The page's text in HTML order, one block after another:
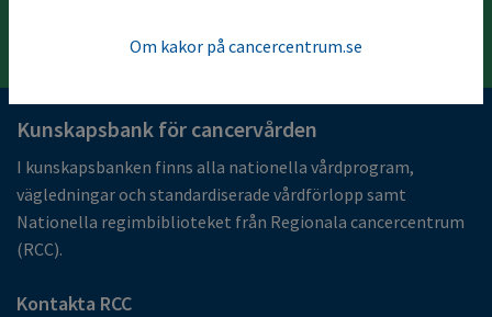
Om kakor på cancercentrum.se
Kunskapsbank för cancervården
I kunskapsbanken finns alla nationella vårdprogram,
vägledningar och standardiserade vårdförlopp samt
Nationella regimbiblioteket från Regionala cancercentrum
(RCC).
Kontakta RCC